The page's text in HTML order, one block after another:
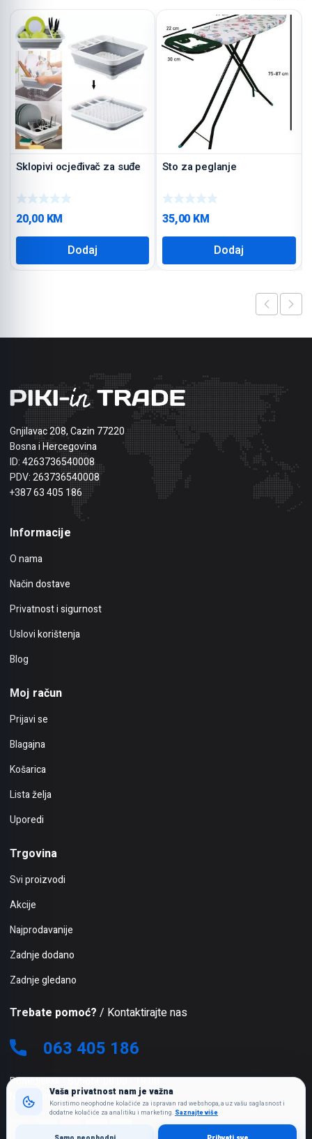
Sklopivi ocjeđivač za suđe
20,00 KM
Dodaj
Sto za peglanje
35,00 KM
Dodaj
Gnjilavac 208, Cazin 77220
Bosna i Hercegovina
ID: 4263736540008
PDV: 263736540008
+387 63 405 186
Informacije
O nama
Način dostave
Privatnost i sigurnost
Uslovi korištenja
Blog
Moj račun
Prijavi se
Blagajna
Košarica
Lista želja
Uporedi
Trgovina
Svi proizvodi
Akcije
Najprodavanije
Zadnje dodano
Zadnje gledano
Trebate pomoć? / Kontaktirajte nas
063 405 186
Ponedjeljak - Subota: 08:00 - 19:00
Nedjeljom i praznicima ne radimo
Vaša privatnost nam je važna
Koristimo neophodne kolačiće za ispravan rad webshopa, a uz vašu saglasnost i
dodatne kolačiće za analitiku i marketing. Saznajte više